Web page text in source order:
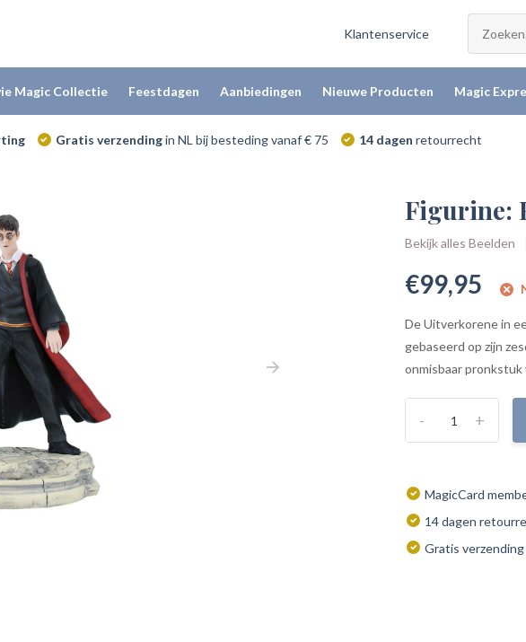
Klantenservice
Magic Collectie Feestdagen Aanbiedingen Nieuwe Producten Magic
Gratis verzendingin NL bij besteding vanaf € 75 14 dagen retourrecht
Figurine:
Bekijk alles Beelden
€99,95
De Uitverkorene in
gebaseerd op zijn
onmisbaar
+
-
MagicCard
14 dagen
Gratis